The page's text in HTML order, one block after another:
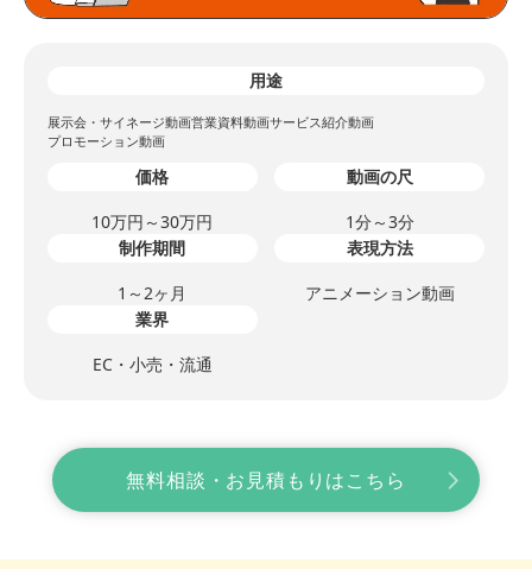
用途
展示会・サイネージ動画営業資料動画サービス紹介動画
プロモーション動画
価格
10万円～30万円
動画の尺
1分～3分
制作期間
1～2ヶ月
表現方法
アニメーション動画
業界
EC・小売・流通
無料相談・お見積もりはこちら